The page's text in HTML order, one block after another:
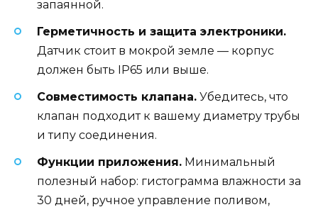
запаянной.
Герметичность и защита электроники.
Датчик стоит в мокрой земле — корпус
должен быть IP65 или выше.
Совместимость клапана. Убедитесь, что
клапан подходит к вашему диаметру трубы
и типу соединения.
Функции приложения. Минимальный
полезный набор: гистограмма влажности за
30 дней, ручное управление поливом,